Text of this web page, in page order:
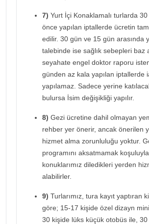
7) Yurt İçi Konaklamalı turlarda
önce yapılan iptallerde ücretin
edilir. 30 gün ve 15 gün arasında
talebinde ise sağlık sebepleri baz
seyahate engel doktor raporu
günden az kala yapılan iptallerde
yapılamaz. Sadece yerine
bulursa İsim değişikliği yapılır.
8) Gezi ücretine dahil olmayan
rehber yer önerir, ancak önerilen
hizmet alma zorunluluğu yoktur.
programını aksatmamak koşuluyla
konuklarımız diledikleri yerden
alabilirler.
9) Turlarımız, tura kayıt yaptıran
göre; 15-17 kişide özel dizayn
30 kişide lüks küçük otobüs ile, 30